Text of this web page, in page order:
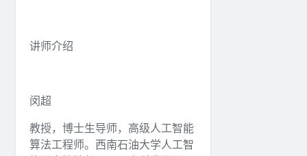
讲师介绍
闵超
教授，博士生导师，高级人工智能
算法工程师。西南石油大学人工智